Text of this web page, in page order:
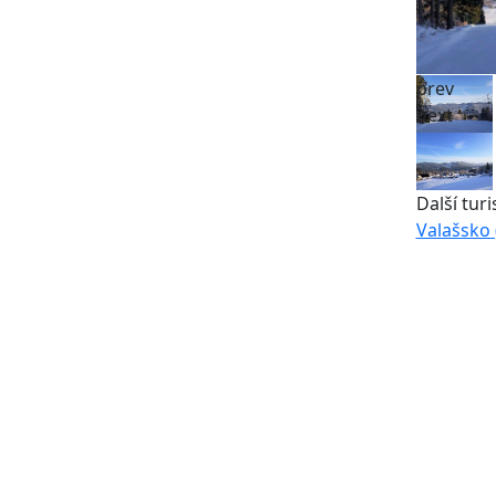
prev
next
Další
Valašsko